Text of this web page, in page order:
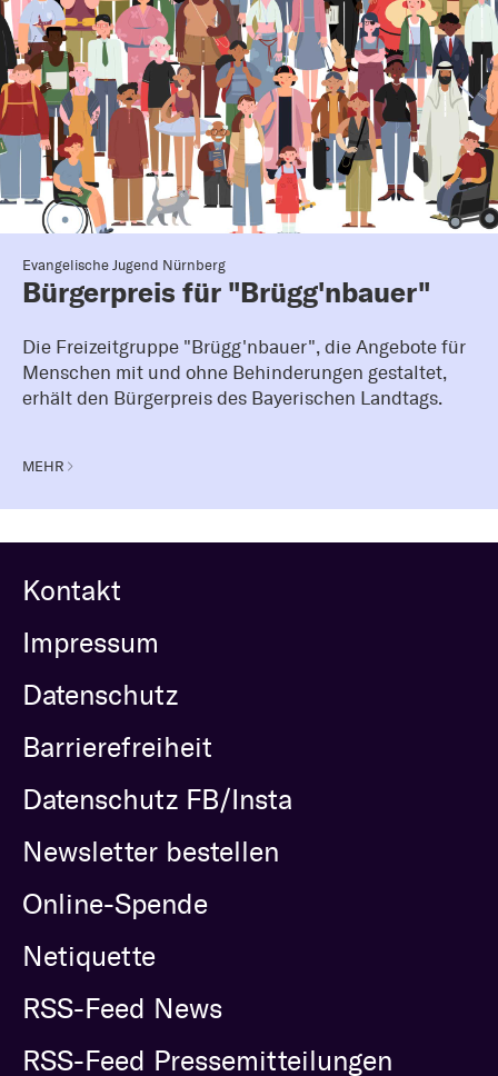
Evangelische Jugend Nürnberg
Bürgerpreis für "Brügg'nbauer"
Die Freizeitgruppe "Brügg'nbauer", die Angebote für
Menschen mit und ohne Behinderungen gestaltet,
erhält den Bürgerpreis des Bayerischen Landtags.
MEHR
Kontakt
Impressum
Datenschutz
Barrierefreiheit
Datenschutz FB/Insta
Newsletter bestellen
Online-Spende
Netiquette
RSS-Feed News
RSS-Feed Pressemitteilungen